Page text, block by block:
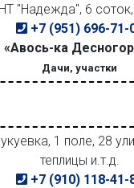
"Надежда", 6
+7 (951) 696-71-
«Авось-ка
Дачи, участки
1 поле, 28
теплицы и.т.д.
+7 (910) 118-41-